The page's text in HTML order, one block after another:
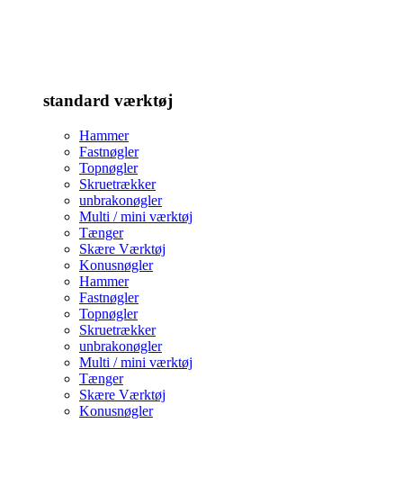
standard værktøj
Hammer
Fastnøgler
Topnøgler
Skruetrækker
unbrakonøgler
Multi / mini værktøj
Tænger
Skære Værktøj
Konusnøgler
Hammer
Fastnøgler
Topnøgler
Skruetrækker
unbrakonøgler
Multi / mini værktøj
Tænger
Skære Værktøj
Konusnøgler